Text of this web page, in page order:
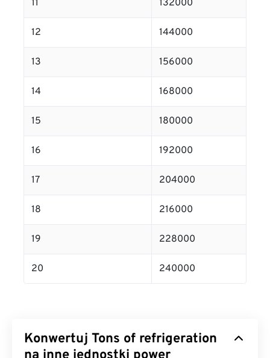
11 132000
12 144000
13 156000
14 168000
15 180000
16 192000
17 204000
18 216000
19 228000
20 240000
Konwertuj Tons of refrigeration